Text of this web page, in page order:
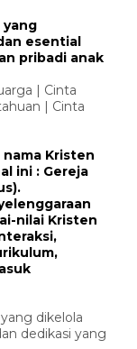
yang
esential
pribadi anak
| Cinta
| Cinta
Kristen
ini : Gereja
nilai Kristen
dikelola
dedikasi yang